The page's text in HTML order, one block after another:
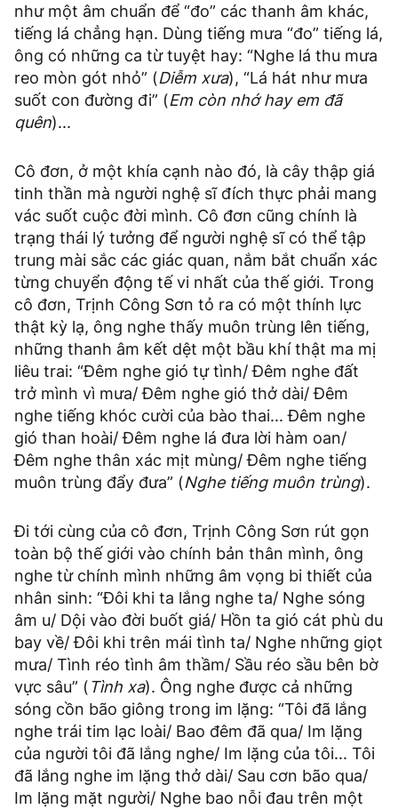
như một âm chuẩn để “đo” các thanh âm khác,
tiếng lá chẳng hạn. Dùng tiếng mưa “đo” tiếng lá,
ông có những ca từ tuyệt hay: “Nghe lá thu mưa
reo mòn gót nhỏ” (Diễm xưa), “Lá hát như mưa
suốt con đường đi” (Em còn nhớ hay em đã
quên)...
Cô đơn, ở một khía cạnh nào đó, là cây thập giá
tinh thần mà người nghệ sĩ đích thực phải mang
vác suốt cuộc đời mình. Cô đơn cũng chính là
trạng thái lý tưởng để người nghệ sĩ có thể tập
trung mài sắc các giác quan, nắm bắt chuẩn xác
từng chuyển động tế vi nhất của thế giới. Trong
cô đơn, Trịnh Công Sơn tỏ ra có một thính lực
thật kỳ lạ, ông nghe thấy muôn trùng lên tiếng,
những thanh âm kết dệt một bầu khí thật ma mị
liêu trai: “Đêm nghe gió tự tình/ Đêm nghe đất
trở mình vì mưa/ Đêm nghe gió thở dài/ Đêm
nghe tiếng khóc cười của bào thai... Đêm nghe
gió than hoài/ Đêm nghe lá đưa lời hàm oan/
Đêm nghe thân xác mịt mùng/ Đêm nghe tiếng
muôn trùng đẩy đưa” (Nghe tiếng muôn trùng).
Đi tới cùng của cô đơn, Trịnh Công Sơn rút gọn
toàn bộ thế giới vào chính bản thân mình, ông
nghe từ chính mình những âm vọng bi thiết của
nhân sinh: “Đôi khi ta lắng nghe ta/ Nghe sóng
âm u/ Dội vào đời buốt giá/ Hồn ta gió cát phù du
bay về/ Đôi khi trên mái tình ta/ Nghe những giọt
mưa/ Tình réo tình âm thầm/ Sầu réo sầu bên bờ
vực sâu” ( Tình xa). Ông nghe được cả những
sóng cồn bão giông trong im lặng: “Tôi đã lắng
nghe trái tim lạc loài/ Bao đêm đã qua/ Im lặng
của người tôi đã lắng nghe/ Im lặng của tôi... Tôi
đã lắng nghe im lặng thở dài/ Sau cơn bão qua/
Im lặng mặt người/ Nghe bao nỗi đau trên một